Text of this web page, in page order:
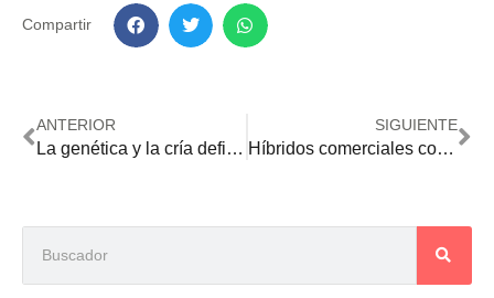
Compartir
ANTERIOR
La genética y la cría definen más del 50% de los atributos de la carne
SIGUIENTE
Híbridos comerciales con la biotecnología EH913 estarían listos en dos años